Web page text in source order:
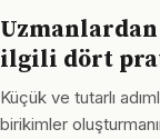
ilgili dört
Küçük ve tutarlı
birikimler